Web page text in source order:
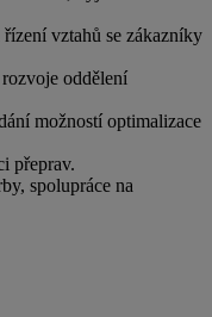
vztahů se zákazníky
oddělení
možností optimalizace
přeprav.
spolupráce na